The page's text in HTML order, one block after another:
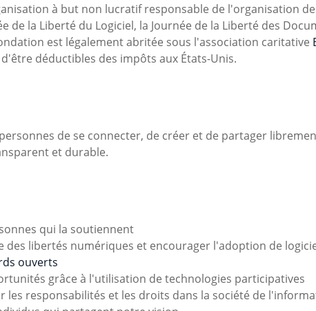
à but non lucratif responsable de l'organisation de
de la Liberté du Logiciel, la Journée de la Liberté des
est légalement abritée sous l'association caritative
d'être déductibles des impôts aux États-Unis.
de se connecter, de créer et de partager
et durable.
qui la soutiennent
des libertés numériques et encourager l'adoption de
ouverts
grâce à l'utilisation de technologies participatives
responsabilités et les droits dans la société de